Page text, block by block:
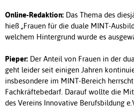
Online-Redaktion: Das Thema des
hieß „Frauen für die duale MINT-
welchem Hintergrund wurde es
Pieper: Der Anteil von Frauen in der
geht leider seit einigen Jahren
insbesondere im MINT-Bereich
Fachkräftebedarf. Darauf wollte die
des Vereins Innovative Berufsbildung